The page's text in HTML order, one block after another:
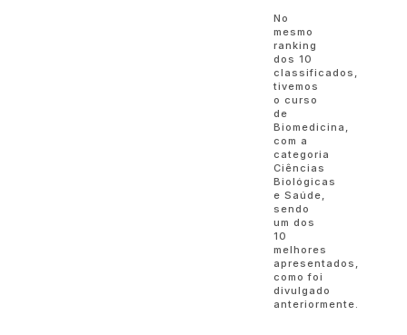
No
mesmo
ranking
dos 10
classificados,
tivemos
o curso
de
Biomedicina,
com a
categoria
Ciências
Biológicas
e Saúde,
sendo
um dos
10
melhores
apresentados,
como foi
divulgado
anteriormente.